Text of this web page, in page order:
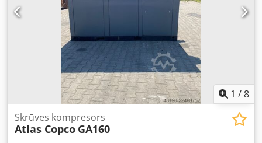
1 /8
Skrūves kompresors
Atlas Copco GA160